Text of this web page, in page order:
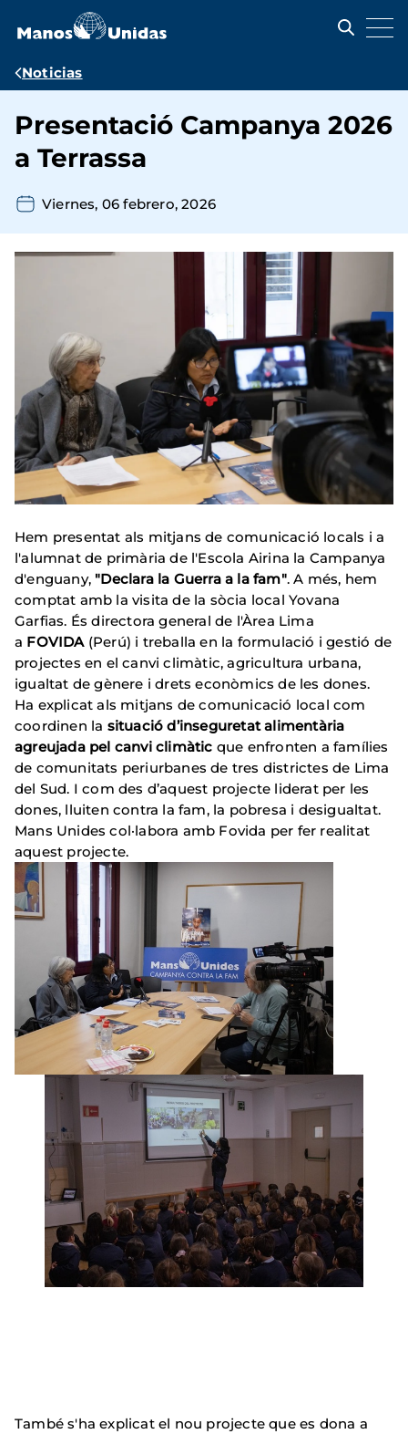
contenido
Ruta
navegación
Noticias
Presentació Campanya 2026
a Terrassa
Viernes, 06 febrero, 2026
Hem presentat als mitjans de comunicació locals i a
l'alumnat de primària de l'Escola Airina la Campanya
d'enguany, "Declara la Guerra a la fam". A més, hem
comptat amb la visita de la sòcia local Yovana
Garfias. És directora general de l'Àrea Lima
a FOVIDA(Perú) i treballa en la formulació i gestió de
projectes en el canvi climàtic, agricultura urbana,
igualtat de gènere i drets econòmics de les dones.
Ha explicat als mitjans de comunicació local com
coordinen la situació d’inseguretat alimentària
agreujada pel canvi climàtic que enfronten a famílies
de comunitats periurbanes de tres districtes de Lima
del Sud. I com des d’aquest projecte liderat per les
dones, lluiten contra la fam, la pobresa i desigualtat.
Mans Unides col·labora amb Fovida per fer realitat
aquest projecte.
També s'ha explicat el nou projecte que es dona a